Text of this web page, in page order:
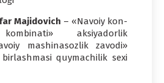
Majidovich – «Navoiy kon-
aksiyadorlik
mashinasozlik zavodi»
quymachilik sexi